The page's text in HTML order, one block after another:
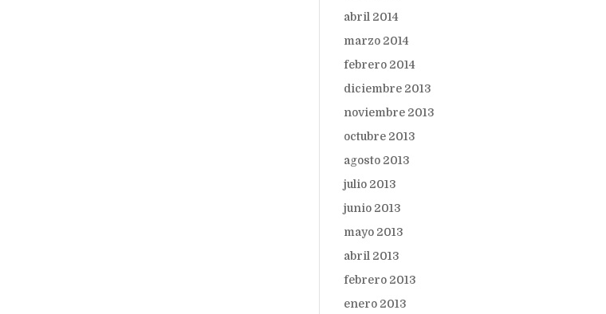
abril 2014
marzo 2014
febrero 2014
diciembre 2013
noviembre 2013
octubre 2013
agosto 2013
julio 2013
junio 2013
mayo 2013
abril 2013
febrero 2013
enero 2013